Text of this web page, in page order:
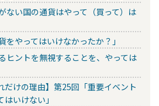
ない国の通貨はやって（買って）は
やってはいけなかったか？」
ヒントを無視することを、やっては
だけの理由】第25回「重要イベント
いけない」